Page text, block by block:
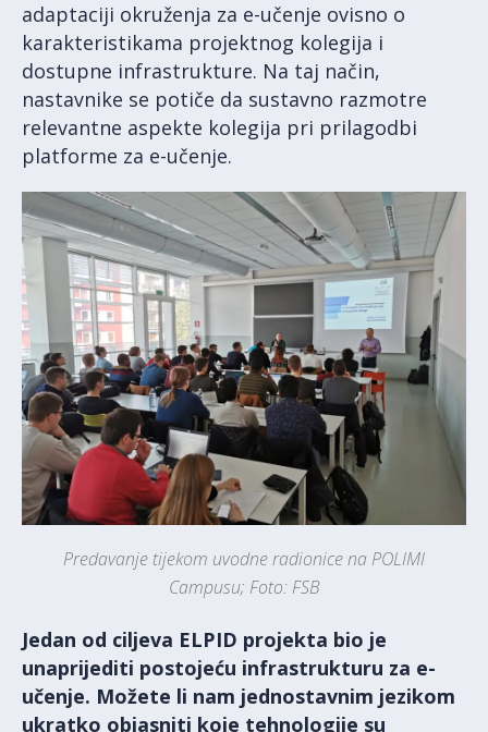
adaptaciji okruženja za e-učenje ovisno o
karakteristikama projektnog kolegija i
dostupne infrastrukture. Na taj način,
nastavnike se potiče da sustavno razmotre
relevantne aspekte kolegija pri prilagodbi
platforme za e-učenje.
Predavanje tijekom uvodne radionice na POLIMI
Campusu; Foto: FSB
Jedan od ciljeva ELPID projekta bio je
unaprijediti postojeću infrastrukturu za e-
učenje. Možete li nam jednostavnim jezikom
ukratko objasniti koje tehnologije su